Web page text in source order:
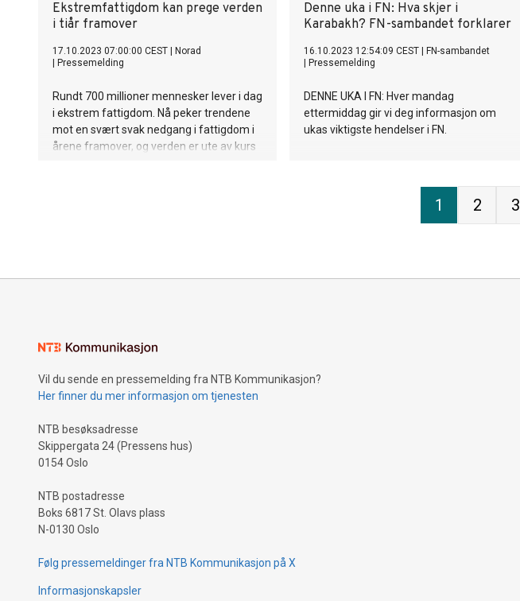
Ekstremfattigdom kan prege verden
i tiår framover
17.10.2023 07:00:00 CEST
Norad
Pressemelding
Rundt 700 millioner mennesker lever i dag
i ekstrem fattigdom. Nå peker trendene
mot en svært svak nedgang i fattigdom i
årene framover, og verden er ute av kurs
Denne uka i FN: Hva skjer i
Karabakh? FN-sambandet forklarer
16.10.2023 12:54:09 CEST
FN-sambandet
Pressemelding
DENNE UKA I FN: Hver mandag
ettermiddag gir vi deg informasjon om
ukas viktigste hendelser i FN.
1 2 3
Vil du sende en pressemelding fra NTB Kommunikasjon?
Her finner du mer informasjon om tjenesten
NTB besøksadresse
Skippergata 24 (Pressens hus)
0154 Oslo
NTB postadresse
Boks 6817 St. Olavs plass
N-0130 Oslo
Følg pressemeldinger fra NTB Kommunikasjon på X
Informasjonskapsler